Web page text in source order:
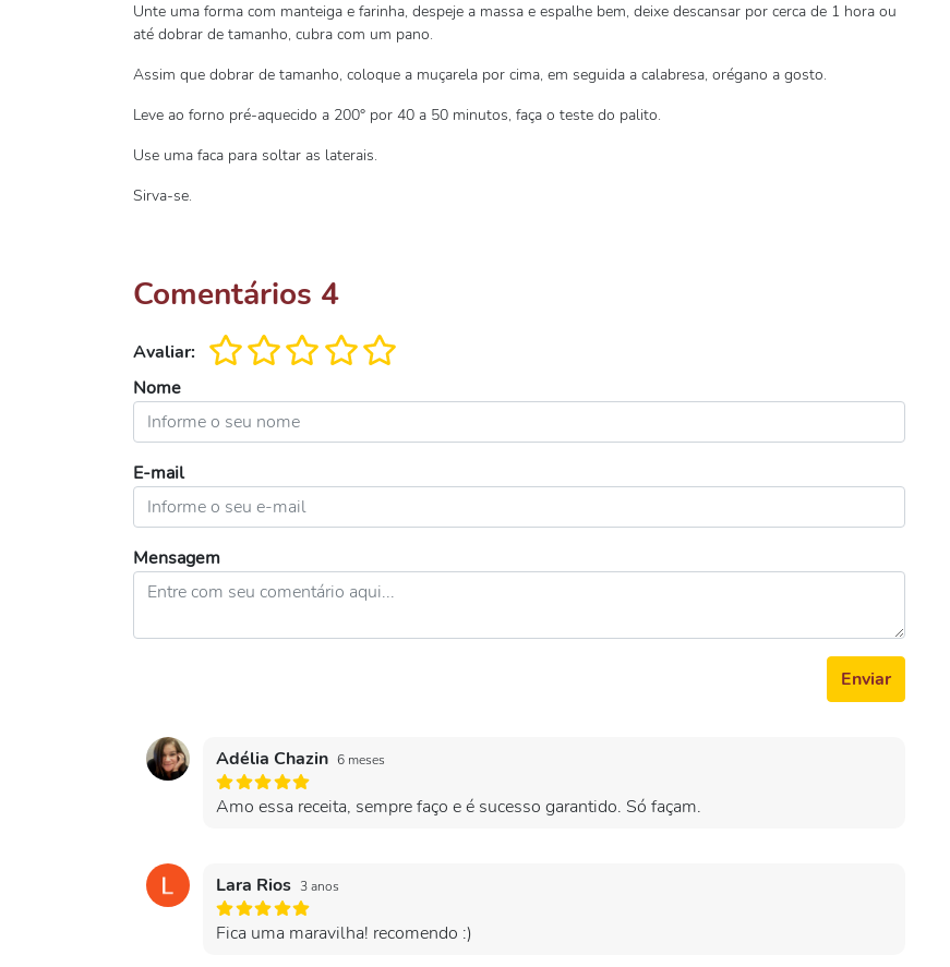
Unte uma forma com manteiga e farinha, despeje a massa e espalhe bem, deixe descansar por cerca de 1 hora ou
até dobrar de tamanho, cubra com um pano.
Assim que dobrar de tamanho, coloque a muçarela por cima, em seguida a calabresa, orégano a gosto.
Leve ao forno pré-aquecido a 200° por 40 a 50 minutos, faça o teste do palito.
Use uma faca para soltar as laterais.
Sirva-se.
Comentários 4
Avaliar:
Nome
E-mail
Mensagem
Enviar
Adélia Chazin 6 meses
Amo essa receita, sempre faço e é sucesso garantido. Só façam.
Lara Rios 3 anos
Fica uma maravilha! recomendo :)